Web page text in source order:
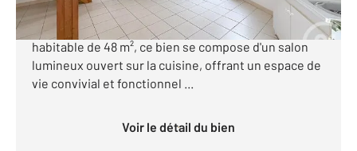
Maison à vendre à Cognac, idéalement située à
proximité de toutes les commodités. D'une surface
habitable de 48 m², ce bien se compose d'un salon
lumineux ouvert sur la cuisine, offrant un espace de
vie convivial et fonctionnel ...
Voir le détail du bien